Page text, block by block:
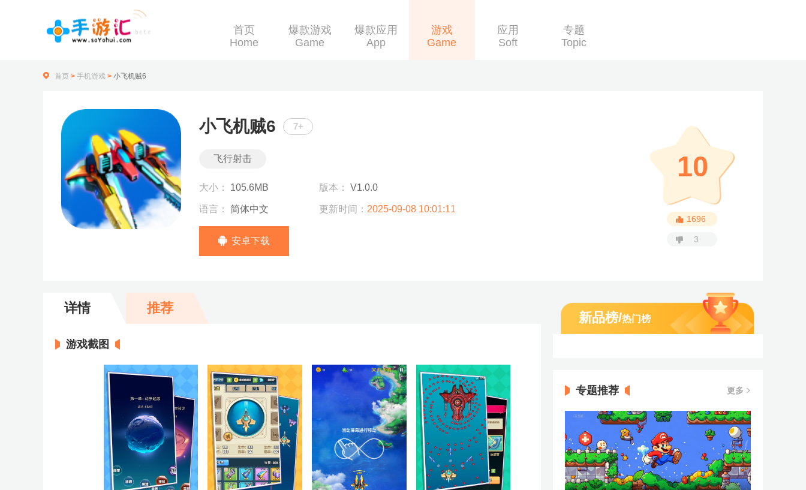
首页
Home
爆款游戏
Game
爆款应用
App
游戏
Game
应用
Soft
专题
Topic
首页 > 手机游戏 > 小飞机贼6
小飞机贼6 7+
飞行射击
大小： 105.6MB 版本： V1.0.0
语言： 简体中文 更新时间： 2025-09-08 10:01:11
安卓下载
10
1696
3
详情 推荐
游戏截图
新品榜/热门榜
专题推荐 更多